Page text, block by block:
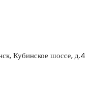
Кубинское шоссе, д.4